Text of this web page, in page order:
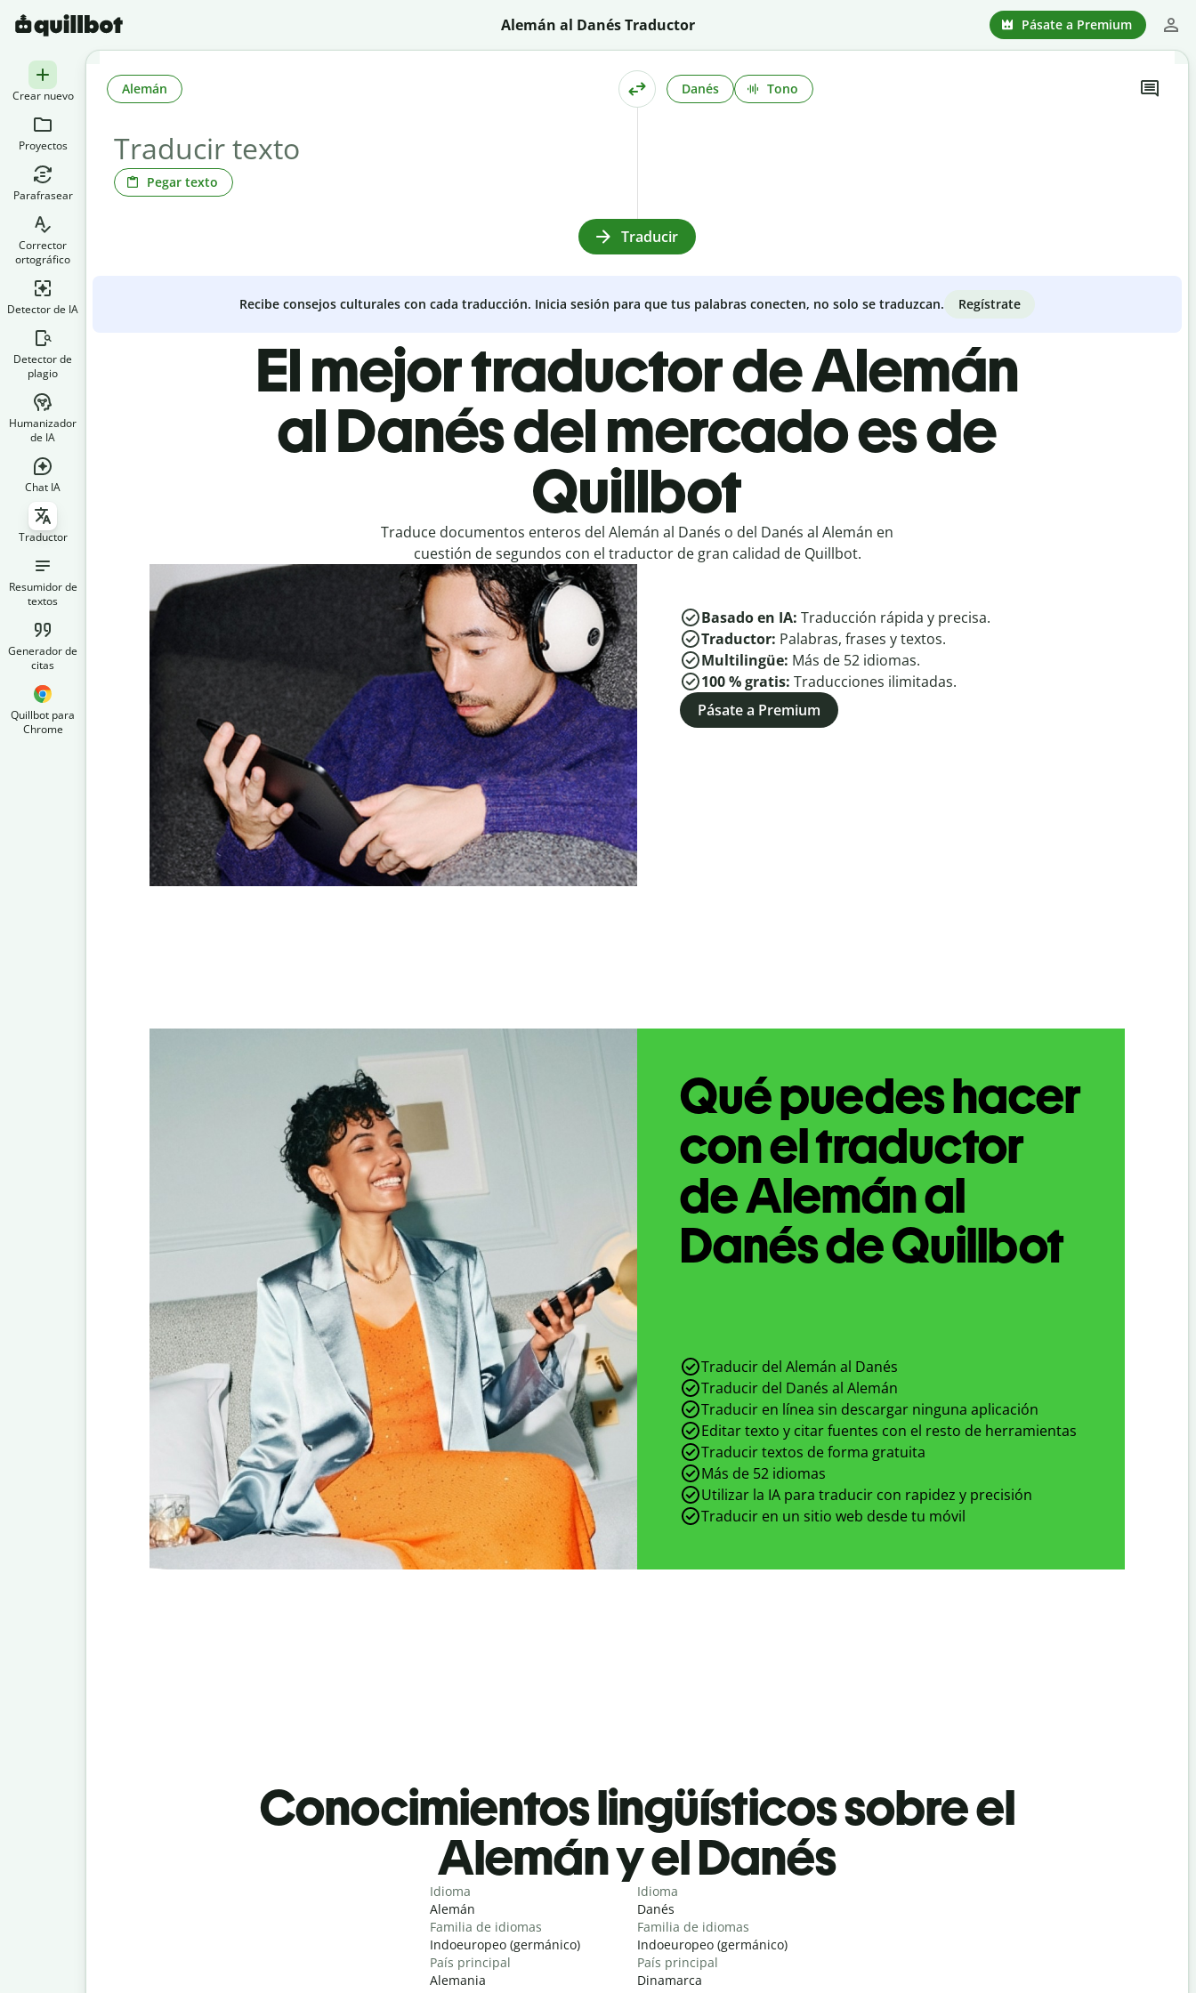
Alemán al Danés Traductor Pásate a Premium
Crear nuevo
Proyectos
Parafrasear
Corrector
ortográfico
Detector de IA
Detector de
plagio
Humanizador
de IA
Chat IA
Traductor
Resumidor de
textos
Generador de
citas
Quillbot para
Chrome
Pegar texto
Alemán Danés Tono
Traducir
Recibe consejos culturales con cada traducción. Inicia sesión para que tus palabras conecten, no solo se traduzcan. Regístrate
El mejor traductor de Alemán
al Danés del mercado es de
Quillbot
Traduce documentos enteros del Alemán al Danés o del Danés al Alemán en
cuestión de segundos con el traductor de gran calidad de Quillbot.
Basado en IA: Traducción rápida y precisa.
Traductor: Palabras, frases y textos.
Multilingüe: Más de 52 idiomas.
100 % gratis: Traducciones ilimitadas.
Pásate a Premium
Qué puedes hacer
con el traductor
de Alemán al
Danés de Quillbot
Traducir del Alemán al Danés
Traducir del Danés al Alemán
Traducir en línea sin descargar ninguna aplicación
Editar texto y citar fuentes con el resto de herramientas
Traducir textos de forma gratuita
Más de 52 idiomas
Utilizar la IA para traducir con rapidez y precisión
Traducir en un sitio web desde tu móvil
Conocimientos lingüísticos sobre el
Alemán y el Danés
Idioma
Alemán
Familia de idiomas
Indoeuropeo (germánico)
País principal
Alemania
Idioma
Danés
Familia de idiomas
Indoeuropeo (germánico)
País principal
Dinamarca